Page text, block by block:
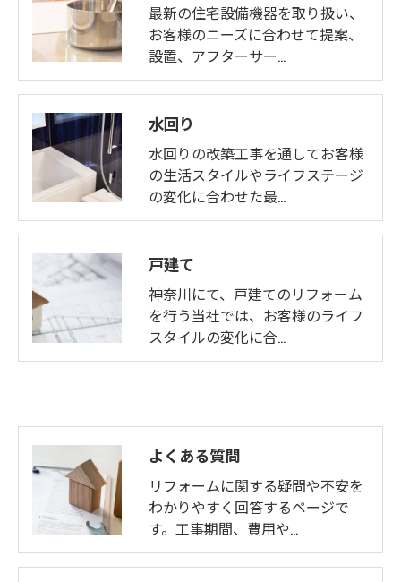
最新の住宅設備機器を取り扱い、
お客様のニーズに合わせて提案、
設置、アフターサー…
水回り
水回りの改築工事を通してお客様
の生活スタイルやライフステージ
の変化に合わせた最…
戸建て
神奈川にて、戸建てのリフォーム
を行う当社では、お客様のライフ
スタイルの変化に合…
よくある質問
リフォームに関する疑問や不安を
わかりやすく回答するページで
す。工事期間、費用や…